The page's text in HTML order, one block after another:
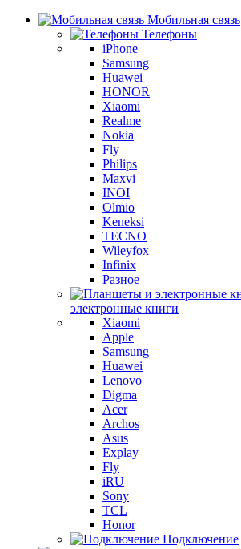
Мобильная связь
Телефоны
iPhone
Samsung
Huawei
HONOR
Xiaomi
Realme
Nokia
Fly
Philips
Maxvi
INOI
Olmio
Keneksi
TECNO
Wileyfox
Infinix
Разное
электронные книги
Xiaomi
Apple
Samsung
Huawei
Lenovo
Digma
Acer
Archos
Asus
Explay
Fly
iRU
Sony
TCL
Honor
Подключение